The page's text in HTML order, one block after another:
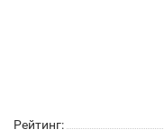
Рейтинг: